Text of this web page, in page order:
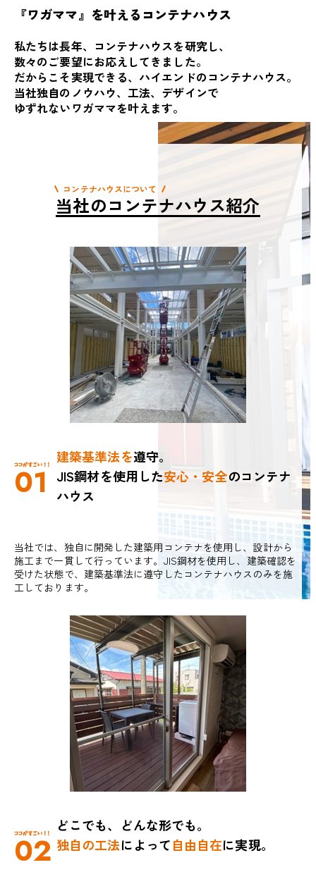
『ワガママ』を叶えるコンテナハウス
私たちは長年、コンテナハウスを研究し、
数々のご要望にお応えしてきました。
だからこそ実現できる、ハイエンドのコンテナハウス。
当社独自のノウハウ、工法、デザインで
ゆずれないワガママを叶えます。
コンテナハウスについて
当社のコンテナハウス紹介
01
建築基準法を遵守。
JIS鋼材を使用した安心・安全のコンテナ
ハウス
当社では、独自に開発した建築用コンテナを使用し、設計から
施工まで一貫して行っています。JIS鋼材を使用し、建築確認を
受けた状態で、建築基準法に遵守したコンテナハウスのみを施
工しております。
02
どこでも、どんな形でも。
独自の工法によって自由自在に実現。